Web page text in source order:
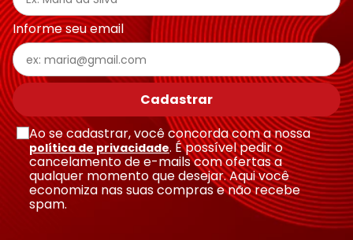
Informe seu email
Cadastrar
Ao se cadastrar, você concorda com a nossa
política de privacidade. É possível pedir o
cancelamento de e-mails com ofertas a
qualquer momento que desejar. Aqui você
economiza nas suas compras e não recebe
spam.